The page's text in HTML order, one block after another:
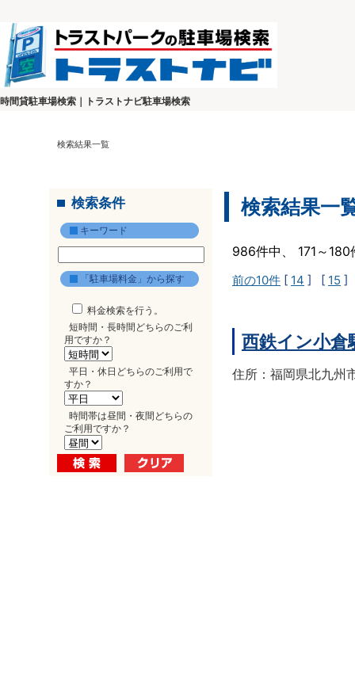
時間貸駐車場検索｜トラストナビ駐車場検索
検索結果一覧
検索条件
キーワード
「駐車場料金」から探す
料金検索を行う。
短時間・長時間どちらのご利
用ですか？
平日・休日どちらのご利用で
すか？
時間帯は昼間・夜間どちらの
ご利用ですか？
検索結果一
986件中、 171～
前の10件 [ 14 ] [ 15 ]
西鉄イン小倉
住所：福岡県北九州